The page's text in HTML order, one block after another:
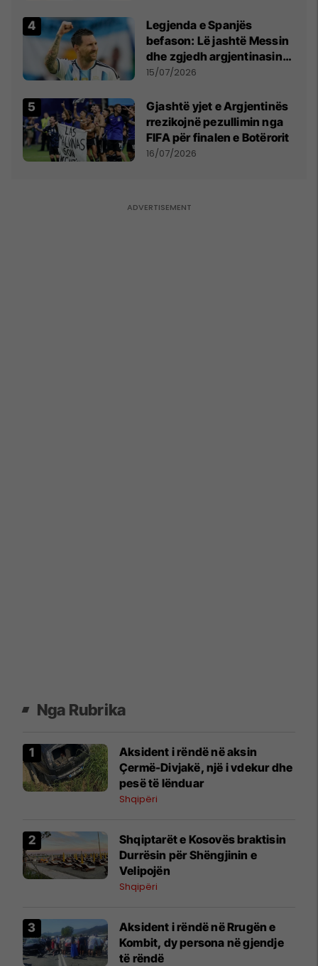
kërkon shkarkimin e
menjëhershëm të
Snezhana Paunoviq
Legjenda e Spanjës
befason: Lë jashtë Messin
dhe zgjedh argjentinasin
më të mirë në botë
15/07/2026
Gjashtë yjet e Argjentinës
rrezikojnë pezullimin nga
FIFA për finalen e Botërorit
16/07/2026
Nga Rubrika
Aksident i rëndë në aksin
Çermë-Divjakë, një i vdekur dhe
pesë të lënduar
Shqipëri
Shqiptarët e Kosovës braktisin
Durrësin për Shëngjinin e
Velipojën
Shqipëri
​Aksident i rëndë në Rrugën e
Kombit, dy persona në gjendje
të rëndë